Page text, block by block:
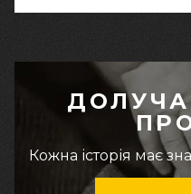
Кожна історія має